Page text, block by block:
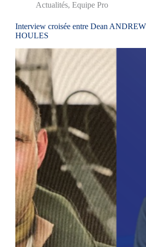
Actualités, Equipe Pro
Interview croisée entre Dean
HOULES